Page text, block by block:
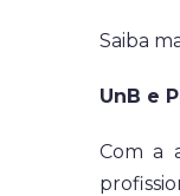
Saiba
UnB e
Com a